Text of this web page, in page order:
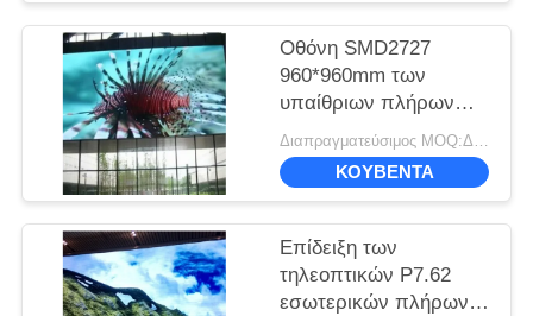
Οθόνη SMD2727
960*960mm των
υπαίθριων πλήρων
οδηγήσεων χρώματος
HD P5 τυποποιημένο
μέγεθος γραφείου
Διαπραγματεύσιμος MOQ:Διαπραγμάτευση
ΚΟΥΒΈΝΤΑ
Επίδειξη των
τηλεοπτικών P7.62
εσωτερικών πλήρων